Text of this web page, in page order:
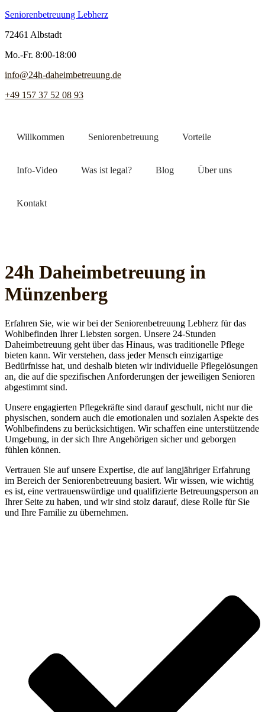
Seniorenbetreuung Lebherz
72461 Albstadt
Mo.-Fr. 8:00-18:00
info@24h-daheimbetreuung.de
+49 157 37 52 08 93
Willkommen Seniorenbetreuung Vorteile
Info-Video Was ist legal? Blog Über uns
Kontakt
24h Daheim­betreuung in
Münzenberg
Erfahren Sie, wie wir bei der Seniorenbetreuung Lebherz für das
Wohlbefinden Ihrer Liebsten sorgen. Unsere 24-Stunden
Daheimbetreuung geht über das Hinaus, was traditionelle Pflege
bieten kann. Wir verstehen, dass jeder Mensch einzigartige
Bedürfnisse hat, und deshalb bieten wir individuelle Pflegelösungen
an, die auf die spezifischen Anforderungen der jeweiligen Senioren
abgestimmt sind.
Unsere engagierten Pflegekräfte sind darauf geschult, nicht nur die
physischen, sondern auch die emotionalen und sozialen Aspekte des
Wohlbefindens zu berücksichtigen. Wir schaffen eine unterstützende
Umgebung, in der sich Ihre Angehörigen sicher und geborgen
fühlen können.
Vertrauen Sie auf unsere Expertise, die auf langjähriger Erfahrung
im Bereich der Seniorenbetreuung basiert. Wir wissen, wie wichtig
es ist, eine vertrauenswürdige und qualifizierte Betreuungsperson an
Ihrer Seite zu haben, und wir sind stolz darauf, diese Rolle für Sie
und Ihre Familie zu übernehmen.